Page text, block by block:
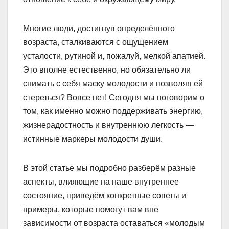
Многие люди, достигнув определённого
возраста, сталкиваются с ощущением
усталости, рутиной и, пожалуй, мелкой апатией.
Это вполне естественно, но обязательно ли
снимать с себя маску молодости и позволяя ей
стереться? Вовсе нет! Сегодня мы поговорим о
том, как именно можно поддерживать энергию,
жизнерадостность и внутреннюю легкость —
истинные маркеры молодости души.
В этой статье мы подробно разберём разные
аспекты, влияющие на наше внутреннее
состояние, приведём конкретные советы и
примеры, которые помогут вам вне
зависимости от возраста оставаться «молодым